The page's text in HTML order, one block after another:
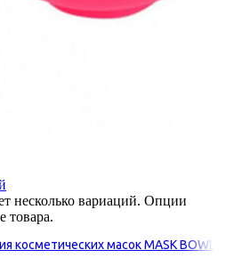
несколько вариаций. Опции
товара.
косметических масок MASK BOWL